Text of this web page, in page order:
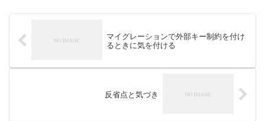
マイグレーションで外部キー制約を付け
るときに気を付ける
反省点と気づき